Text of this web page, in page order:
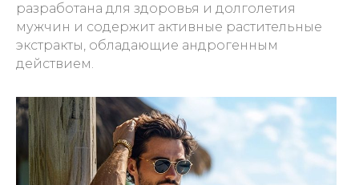
разработана для здоровья и долголетия
мужчин и содержит активные растительные
экстракты, обладающие андрогенным
действием.